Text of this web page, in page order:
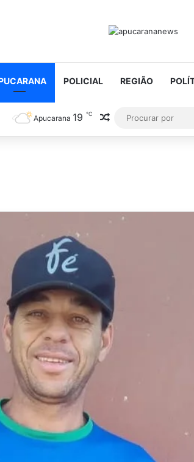
POLICIAL REGIÃO
Apucarana 19 ℃ Artigo aleatório